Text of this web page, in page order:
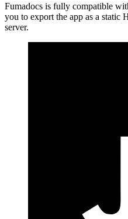
Fumadocs is fully compatible
you to export the app as a
server.